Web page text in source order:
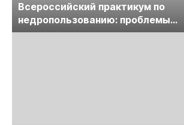
Всероссийский практикум по
недропользованию: проблемы
лицензирования,